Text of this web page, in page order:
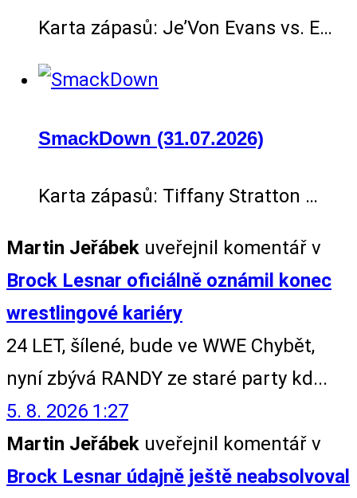
Karta zápasů: Je’Von Evans vs. E…
SmackDown (31.07.2026)
Karta zápasů: Tiffany Stratton …
Martin Jeřábek uveřejnil komentář v
Brock Lesnar oficiálně oznámil konec
wrestlingové kariéry
24 LET, šílené, bude ve WWE Chybět,
nyní zbývá RANDY ze staré party kd...
5. 8. 2026 1:27
Martin Jeřábek uveřejnil komentář v
Brock Lesnar údajně ještě neabsolvoval